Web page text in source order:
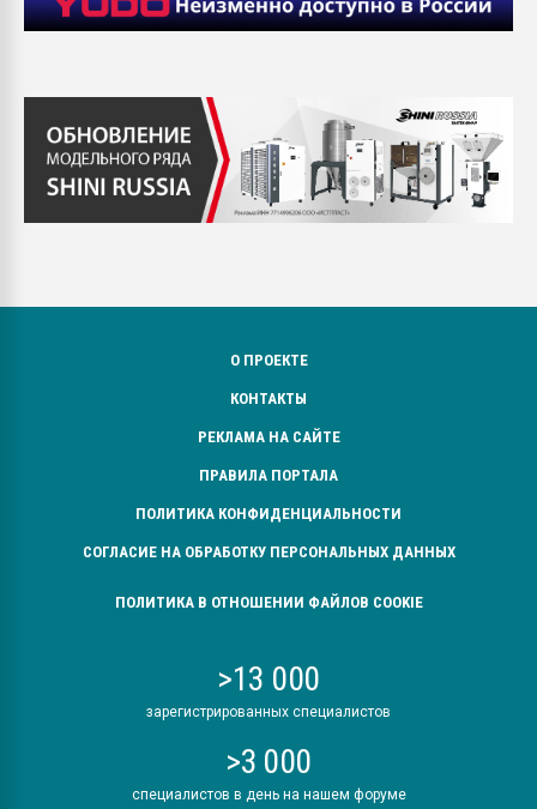
О ПРОЕКТЕ
КОНТАКТЫ
РЕКЛАМА НА САЙТЕ
ПРАВИЛА ПОРТАЛА
ПОЛИТИКА КОНФИДЕНЦИАЛЬНОСТИ
СОГЛАСИЕ НА ОБРАБОТКУ ПЕРСОНАЛЬНЫХ ДАННЫХ
ПОЛИТИКА В ОТНОШЕНИИ ФАЙЛОВ COOKIE
>13 000
зарегистрированных специалистов
>3 000
специалистов в день на нашем форуме